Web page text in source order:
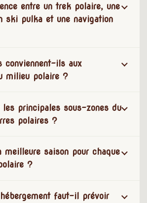
entre un trek polaire, une
ski pulka et une navigation
conviennent-ils aux
milieu polaire ?
les principales sous-zones du
polaires ?
meilleure saison pour chaque
?
faut-il prévoir